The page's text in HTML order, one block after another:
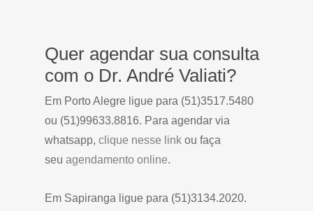
Quer agendar sua consulta
com o Dr. André Valiati?
Em Porto Alegre ligue para (51)3517.5480
ou (51)99633.8816. Para agendar via
whatsapp, clique nesse link ou faça
seu agendamento online.
Em Sapiranga ligue para (51)3134.2020.